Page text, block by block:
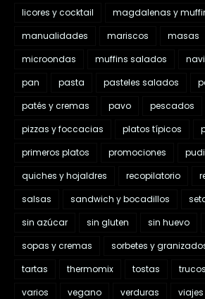
licores y cocktail
magdalenas y
manualidades
mariscos masas
microondas
muffins salados
pan
pasta pasteles salados
patés y cremas
pavo pescados
pizzas y foccacias
platos típicos
primeros platos
promociones
quiches y hojaldres
recopilatorio
salsas
sandwich y bocadillos
sin azúcar
sin gluten sin huevo
sopas y cremas
sorbetes y
tartas
thermomix tostas
varios
vegano verduras viajes